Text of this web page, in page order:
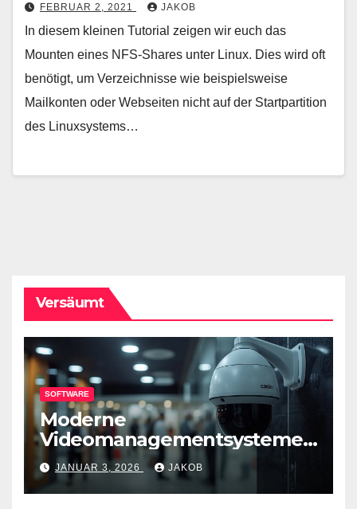
FEBRUAR 2, 2021 JAKOB
In diesem kleinen Tutorial zeigen wir euch das
Mounten eines NFS-Shares unter Linux. Dies wird oft
benötigt, um Verzeichnisse wie beispielsweise
Mailkonten oder Webseiten nicht auf der Startpartition
des Linuxsystems…
Versäumt
SOFTWARE
Moderne
Videomanagementsysteme
(VMS) – mehr als nur
Überwachungswerkzeuge
JANUAR 3, 2026 JAKOB